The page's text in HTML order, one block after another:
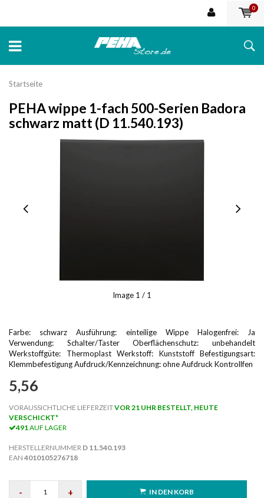
0
Startseite
PEHA wippe 1-fach 500-Serien Badora
schwarz matt (D 11.540.193)
Image 1 / 1
Farbe: schwarz Ausführung: einteilige Wippe Halogenfrei: Ja
Verwendung: Schalter/Taster Oberflächenschutz: unbehandelt
Werkstoffgüte: Thermoplast Werkstoff: Kunststoff Befestigungsart:
Klemmbefestigung Aufdruck/Kennzeichnung: ohne Aufdruck Kontrollfen
5,56
VORAUSSICHTLICHE LIEFERZEITVOR 21 UHR BESTELLT, HEUTE
VERSCHICKT*
491 AUF LAGER
HERSTELLERNUMMER D 11.540.193
EAN 4010105276718
- + IN DEN KORB